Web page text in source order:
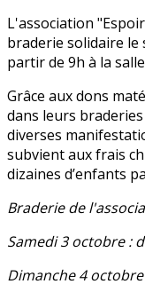
L'association
braderie solidaire le
partir de 9h à la
Grâce aux dons
dans leurs
diverses
subvient aux frais
dizaines d’enfants
Braderie de
Samedi 3 octobre :
Dimanche 4